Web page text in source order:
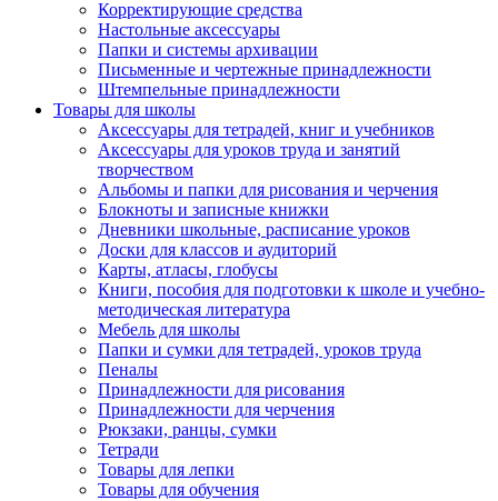
Корректирующие средства
Настольные аксессуары
Папки и системы архивации
Письменные и чертежные принадлежности
Штемпельные принадлежности
Товары для школы
Аксессуары для тетрадей, книг и учебников
Аксессуары для уроков труда и занятий
творчеством
Альбомы и папки для рисования и черчения
Блокноты и записные книжки
Дневники школьные, расписание уроков
Доски для классов и аудиторий
Карты, атласы, глобусы
Книги, пособия для подготовки к школе и учебно-
методическая литература
Мебель для школы
Папки и сумки для тетрадей, уроков труда
Пеналы
Принадлежности для рисования
Принадлежности для черчения
Рюкзаки, ранцы, сумки
Тетради
Товары для лепки
Товары для обучения